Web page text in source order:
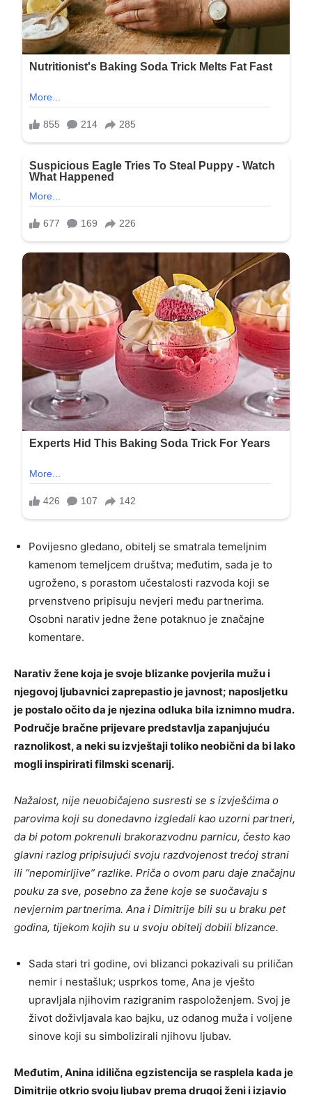
Povijesno gledano, obitelj se smatrala temeljnim
kamenom temeljcem društva; međutim, sada je to
ugroženo, s porastom učestalosti razvoda koji se
prvenstveno pripisuju nevjeri među partnerima.
Osobni narativ jedne žene potaknuo je značajne
komentare.
Narativ žene koja je svoje blizanke povjerila mužu i
njegovoj ljubavnici zaprepastio je javnost; naposljetku
je postalo očito da je njezina odluka bila iznimno mudra.
Područje bračne prijevare predstavlja zapanjujuću
raznolikost, a neki su izvještaji toliko neobični da bi lako
mogli inspirirati filmski scenarij.
Nažalost, nije neuobičajeno susresti se s izvješćima o
parovima koji su donedavno izgledali kao uzorni partneri,
da bi potom pokrenuli brakorazvodnu parnicu, često kao
glavni razlog pripisujući svoju razdvojenost trećoj strani
ili “nepomirljive” razlike. Priča o ovom paru daje značajnu
pouku za sve, posebno za žene koje se suočavaju s
nevjernim partnerima. Ana i Dimitrije bili su u braku pet
godina, tijekom kojih su u svoju obitelj dobili blizance.
Sada stari tri godine, ovi blizanci pokazivali su priličan
nemir i nestašluk; usprkos tome, Ana je vješto
upravljala njihovim razigranim raspoloženjem. Svoj je
život doživljavala kao bajku, uz odanog muža i voljene
sinove koji su simbolizirali njihovu ljubav.
Međutim, Anina idilična egzistencija se rasplela kada je
Dimitrije otkrio svoju ljubav prema drugoj ženi i izjavio